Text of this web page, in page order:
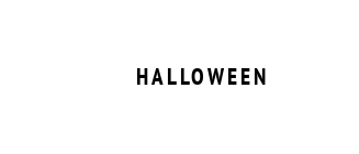
HALLOWEEN